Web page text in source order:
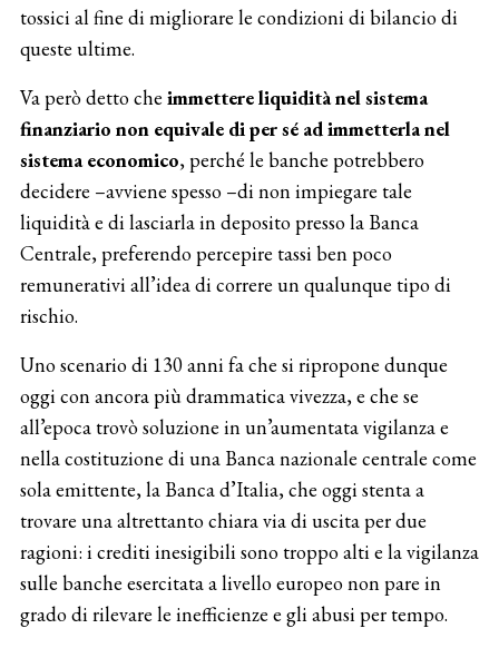
tossici al fine di migliorare le condizioni di bilancio di
queste ultime.
Va però detto che immettere liquidità nel sistema
finanziario non equivale di per sé ad immetterla nel
sistema economico, perché le banche potrebbero
decidere –avviene spesso –di non impiegare tale
liquidità e di lasciarla in deposito presso la Banca
Centrale, preferendo percepire tassi ben poco
remunerativi all’idea di correre un qualunque tipo di
rischio.
Uno scenario di 130 anni fa che si ripropone dunque
oggi con ancora più drammatica vivezza, e che se
all’epoca trovò soluzione in un’aumentata vigilanza e
nella costituzione di una Banca nazionale centrale come
sola emittente, la Banca d’Italia, che oggi stenta a
trovare una altrettanto chiara via di uscita per due
ragioni: i crediti inesigibili sono troppo alti e la vigilanza
sulle banche esercitata a livello europeo non pare in
grado di rilevare le inefficienze e gli abusi per tempo.